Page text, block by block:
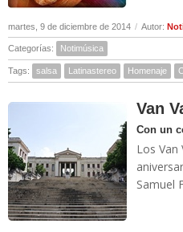
martes, 9 de diciembre de 2014 / Autor:
Categorías: Notimúsica
Tags: salsa Latinastereo Homenaje
Van
Con un
Los Van
Samuel